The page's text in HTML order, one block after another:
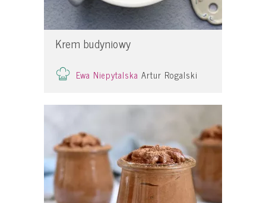
Krem budyniowy
Ewa Niepytalska Artur Rogalski